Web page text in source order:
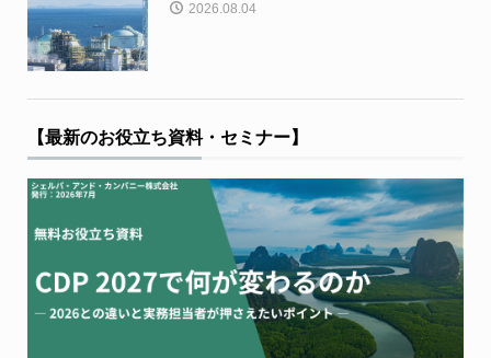
2026.08.04
【最新のお役立ち資料・セミナー】